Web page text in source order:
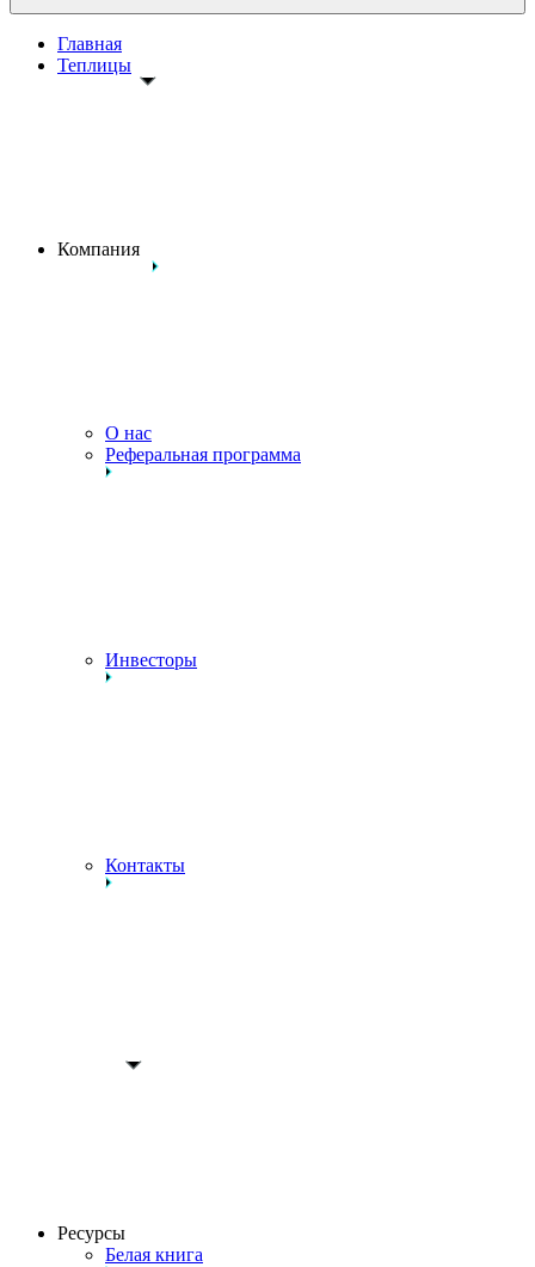
Главная
Теплицы
Компания
О нас
Реферальная программа
Инвесторы
Контакты
Ресурсы
Белая книга